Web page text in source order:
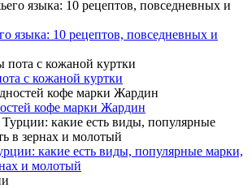
языка: 10 рецептов, повседневных и
с кожаной куртки
кофе марки Жардин
какие есть виды, популярные марки,
и молотый